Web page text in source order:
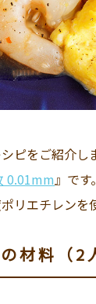
ピをご紹介し
0.01mm』です
リエチレンを
材料（2